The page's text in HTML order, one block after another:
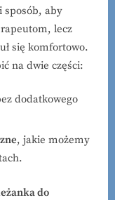
sposób, aby
lecz
się komfortowo.
na dwie części:
dodatkowego
, jakie możemy
do